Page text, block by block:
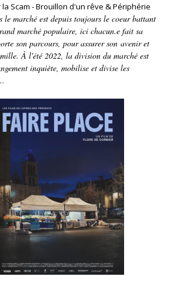
Scam - Brouillon d'un rêve & Périphérie
le marché est depuis toujours le coeur battant
marché populaire, ici chacun.e fait sa
son parcours, pour assurer son avenir et
À l'été 2022, la division du marché est
inquiète, mobilise et divise les